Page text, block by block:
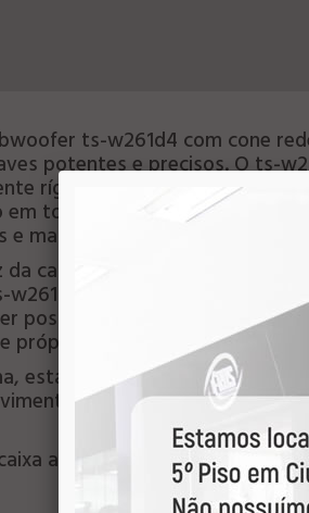
ts-w261d4 com cone
potentes e precisos. O ts-
rígida, derivada dos
todo o subwoofer.E
mais rítmicos.
carcaça, há menos
os engenheiros da
possa produzir graves mais
próprio, de modo
esta estrutura independente
do cone. Isso
acústica